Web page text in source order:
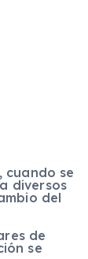
se
diversos
del
de
se